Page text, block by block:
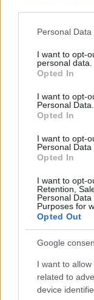
Please note that
not limited to your
grant or deny
use your data for
consent section.
Personal
I want to opt-
personal data.
Opted In
I want to opt-
Personal Data.
Opted In
I want to opt-
Personal Data
Opted In
I want to opt-
Retention,
Personal
Purposes for
Opted Out
Google
I want to
related to
device
ICA Milano
l’autunno 2026
Matteo Pellegrino · 6
NEWS E ATTUALITÀ